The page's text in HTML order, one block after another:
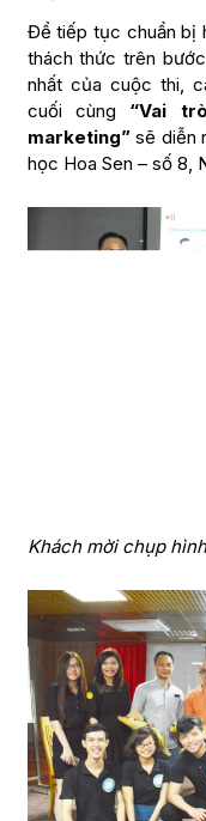
Để tiếp tục chuẩn bị
thách thức trên
nhất của cuộc thi,
cuối cùng “Vai
marketing”sẽ diễn
học Hoa Sen – số 8,
Khách mời chụp